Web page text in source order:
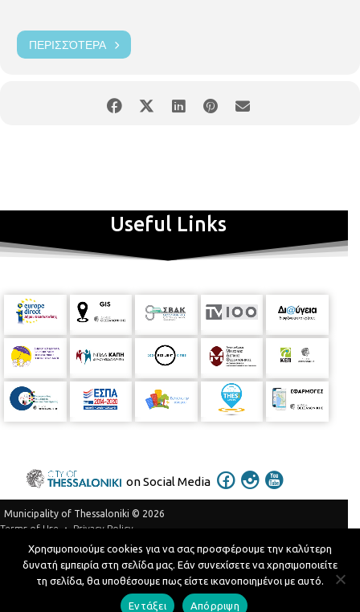
ΠΕΡΙΣΣΌΤΕΡΑ
Useful Links
on Social Media
Municipality of Thessaloniki © 2026
Terms of Use
Privacy Policy
Telephone Catalog
Developed byMyCompany Projects
Χρησιμοποιούμε cookies για να σας προσφέρουμε την καλύτερη
δυνατή εμπειρία στη σελίδα μας. Εάν συνεχίσετε να χρησιμοποιείτε
τη σελίδα, θα υποθέσουμε πως είστε ικανοποιημένοι με αυτό.
Εντάξει Απόρριψη